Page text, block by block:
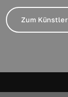
Zum Künstler